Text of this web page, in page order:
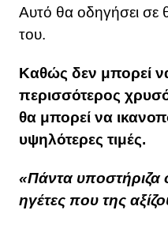
Αυτό θα οδηγήσει σε
του.
Καθώς δεν μπορεί
περισσότερος
θα μπορεί να
υψηλότερες τιμές.
«Πάντα υποστήριζα
ηγέτες που της